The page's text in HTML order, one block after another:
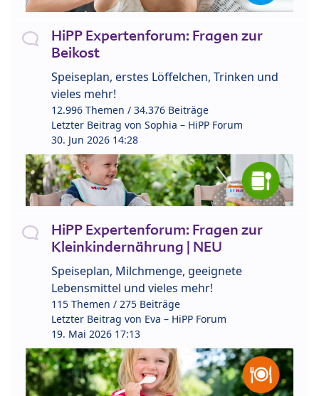
HiPP Expertenforum: Fragen zur
Beikost
Speiseplan, erstes Löffelchen, Trinken und
vieles mehr!
12.996 Themen / 34.376 Beiträge
Letzter Beitrag von Sophia – HiPP Forum
30. Jun 2026 14:28
HiPP Expertenforum: Fragen zur
Kleinkindernährung | NEU
Speiseplan, Milchmenge, geeignete
Lebensmittel und vieles mehr!
115 Themen / 275 Beiträge
Letzter Beitrag von Eva – HiPP Forum
19. Mai 2026 17:13